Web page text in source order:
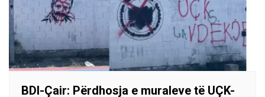
BDI-Çair: Përdhosja e muraleve të UÇK-